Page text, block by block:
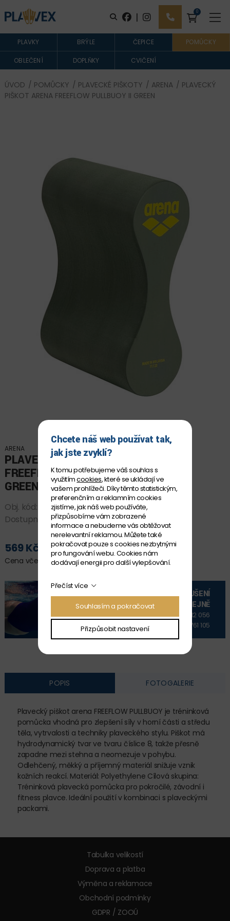
| 0
PLAVKY BRÝLE ČEPICE POMŮCKY
OBLEČENÍ DOPLŇKY CVIČENÍ
ÚVOD / POMŮCKY / PLAVECKÉ PIŠKOTY / ARENA / PLAVECKÝ
PIŠKOT ARENA FREEFLOW PULLBUOY II GREEN
ARENA
PLAVECKÝ PIŠKOT ARENA
FREEFLOW PULLBUOY II
GREEN
Obj. kód:
006835_130
Dostupnost:SKLADEM
569 Kč
Cena včetně DPH
PŘIDAT DO KOŠÍKU
VYZKOUŠENÍ
NA PRODEJNĚ
+420 606 912 056
+420 606 761 105
POPIS FOTOGALERIE
Plavecký piškot arena FREEFLOW PULLBUOY je tréninková
pomůcka vhodná pro zlepšení síly v horní části a středu
těla, vytrvalosti a techniky plaveckého stylu. Piškot má
hydrodynamický tvar ve tvaru číslice 8, takže přesně
zapadne mezi stehna a neomezuje v pohybu.
Odlehčený, měkký a příjemný materiál snižuje vznik
kožních reakcí. Materiál: Polyethylene Cílová skupina:
Tréninková plavecká pomůcka pro pokročilé, závodní i
fitness plavce. Ideální použití v kombinaci s plaveckými
packami.
Tabulka velikostí
Doprava a platba
Výměna a reklamace
Obchodní podmínky
GDPR / ZOOÚ
Chcete náš web používat tak,
jak jste zvyklí?
K tomu potřebujeme váš souhlas s
využitímcookies, které se ukládají ve
vašem prohlížeči. Díky těmto statistickým,
preferenčním a reklamním cookies
zjistíme, jak náš web používáte,
přizpůsobíme vám zobrazené
informace a nebudeme vás obtěžovat
nerelevantní reklamou. Můžete také
pokračovat pouze s cookies nezbytnými
pro fungování webu. Cookies nám
dodávají energii pro další vylepšování.
Přečíst více
Souhlasím a pokračovat
Přizpůsobit nastavení